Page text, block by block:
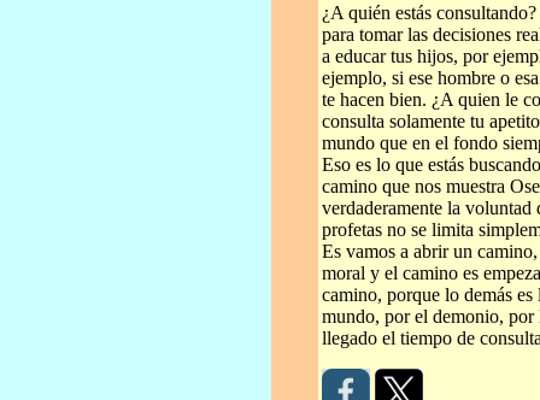
¿A quién estás
para tomar las decisiones
a educar tus hijos, por
ejemplo, si ese hombre o
te hacen bien. ¿A quien le
consulta solamente tu
mundo que en el fondo
Eso es lo que estás
camino que nos muestra
verdaderamente la
profetas no se limita
Es vamos a abrir un
moral y el camino es
camino, porque lo demás
mundo, por el demonio, por
llegado el tiempo de